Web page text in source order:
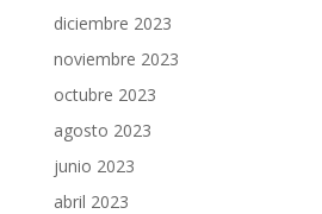
diciembre 2023
noviembre 2023
octubre 2023
agosto 2023
junio 2023
abril 2023